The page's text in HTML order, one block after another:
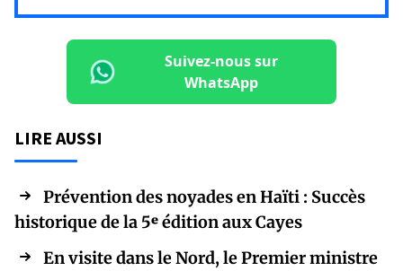
Suivez-nous sur
WhatsApp
LIRE AUSSI
Prévention des noyades en Haïti : Succès
historique de la 5ᵉ édition aux Cayes
En visite dans le Nord, le Premier ministre